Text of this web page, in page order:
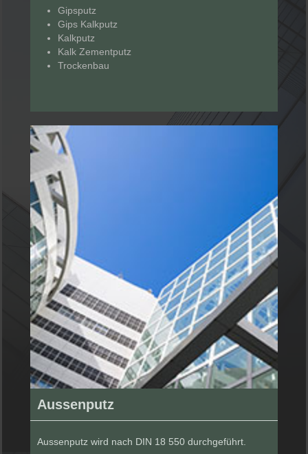
Gipsputz
Gips Kalkputz
Kalkputz
Kalk Zementputz
Trockenbau
Aussenputz
Aussenputz wird nach DIN 18 550 durchgeführt.